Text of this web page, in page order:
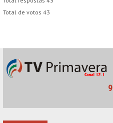
Total de votos 43
9